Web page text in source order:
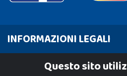
INFORMAZIONI LEGALI
Cookie PolicyQuesto sito